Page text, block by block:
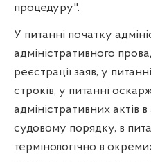
процедуру".
У питанні початку
адміністративного
реєстрації заяв, у
строків, у питанні
адміністративних актів
судовому порядку, в
термінологічно в